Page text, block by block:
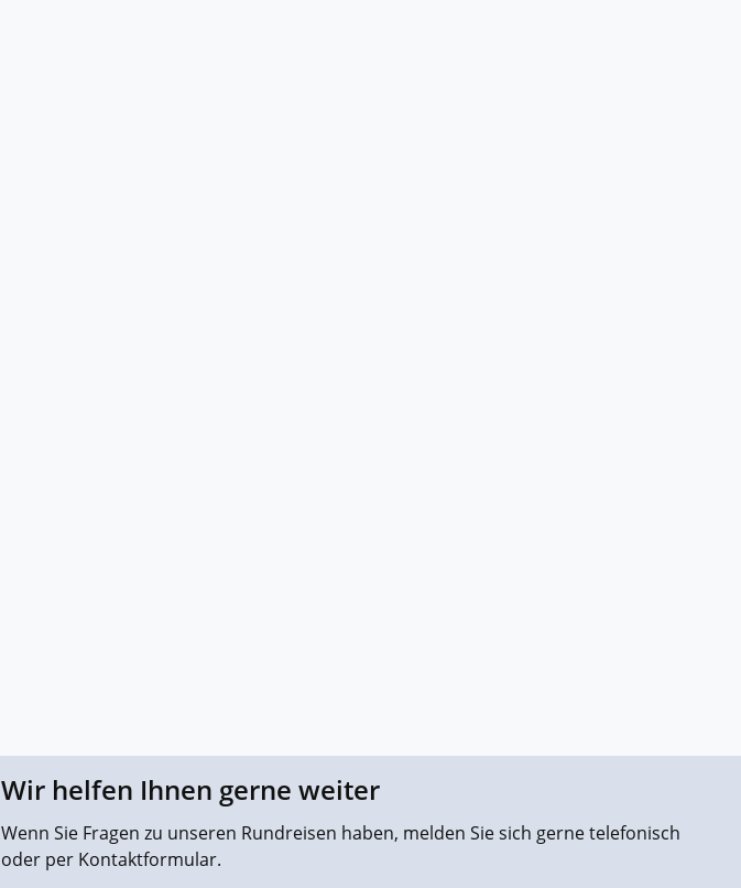
Wir helfen Ihnen gerne weiter
Wenn Sie Fragen zu unseren Rundreisen haben, melden Sie sich gerne telefonisch
oder per Kontaktformular.